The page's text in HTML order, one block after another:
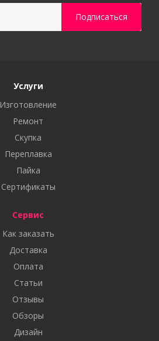
Услуги
Изготовление
Ремонт
Скупка
Переплавка
Пайка
Сертификаты
Сервис
Как заказать
Доставка
Оплата
Статьи
Отзывы
Обзоры
Дизайн